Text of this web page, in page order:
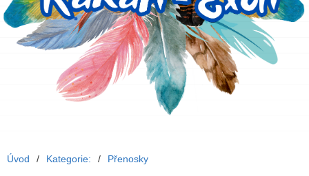
Úvod / Kategorie: / Přenosky